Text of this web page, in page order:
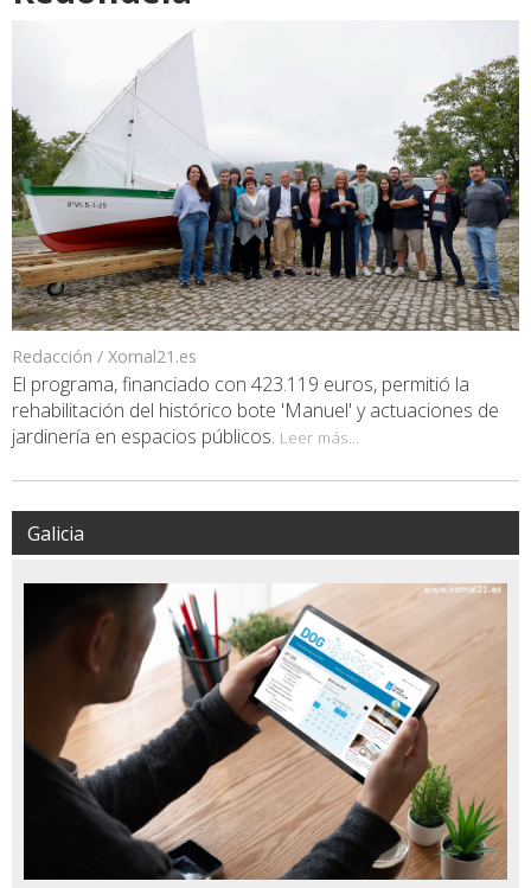
Redacción / Xornal21.es
El programa, financiado con 423.119 euros, permitió la
rehabilitación del histórico bote 'Manuel' y actuaciones de
jardinería en espacios públicos. Leer más...
Galicia